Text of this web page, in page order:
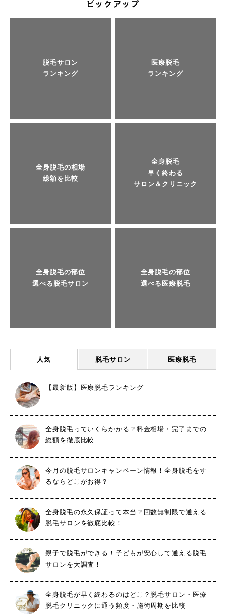
脱毛サロン
ランキング
医療脱毛
ランキング
全身脱毛の相場
総額を比較
全身脱毛
早く終わる
サロン＆クリニック
全身脱毛の部位
選べる脱毛サロン
全身脱毛の部位
選べる医療脱毛
人気 脱毛サロン 医療脱毛
【最新版】医療脱毛ランキング
全身脱毛っていくらかかる？料金相場・完了までの
総額を徹底比較
今月の脱毛サロンキャンペーン情報！全身脱毛をす
るならどこがお得？
全身脱毛の永久保証って本当？回数無制限で通える
脱毛サロンを徹底比較！
親子で脱毛ができる！子どもが安心して通える脱毛
サロンを大調査！
全身脱毛が早く終わるのはどこ？脱毛サロン・医療
脱毛クリニックに通う頻度・施術周期を比較